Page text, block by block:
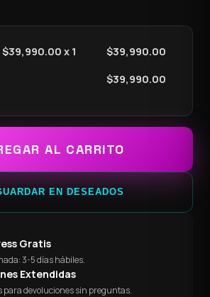
$39,990.00 x 1 $39,990.00
$39,990.00
AL CARRITO
EN DESEADOS
Gratis
3-5 días hábiles.
Extendidas
para devoluciones sin preguntas.